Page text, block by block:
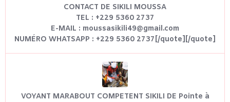
CONTACT DE SIKILI MOUSSA
TEL : +229 5360 2737
E-MAIL : moussasikili49@gmail.com
NUMÉRO WHATSAPP : +229 5360 2737[/quote][/quote]
VOYANT MARABOUT COMPETENT SIKILI DE Pointe à